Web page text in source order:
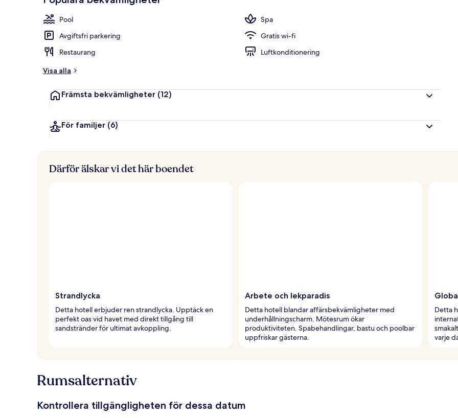
b
r
e
Pool
Spa
Avgiftsfri parkering
Gratis wi-fi
Restaurang
Luftkonditionering
Visa alla
Främsta bekvämligheter (12)
För familjer (6)
Därför älskar vi det här boendet
Strandlycka
Detta hotell erbjuder ren strandlycka. Upptäck en
perfekt oas vid havet med direkt tillgång till
sandstränder för ultimat avkoppling.
Arbete och lekparadis
Detta hotell blandar affärsbekvämligheter med
underhållningscharm. Mötesrum ökar
produktiviteten. Spabehandlingar, bastu och poolbar
uppfriskar gästerna.
Detta
varje
Rumsalternativ
Kontrollera tillgängligheten för dessa datum